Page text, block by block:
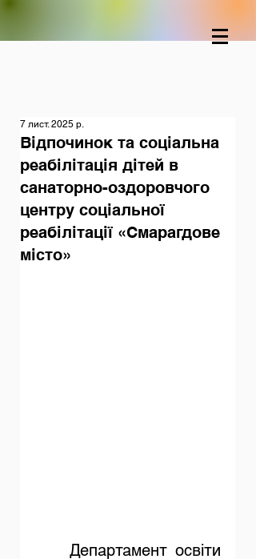
Відпочинок та соціальна
реабілітація дітей в
санаторно-оздоровчого
центру соціальної
реабілітації «Смарагдове
місто»
7 лист. 2025 р.